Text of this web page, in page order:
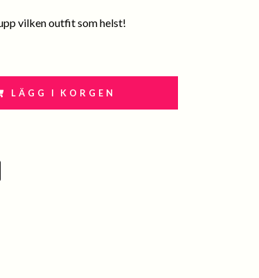
vilken outfit som helst!
LÄGG I KORGEN